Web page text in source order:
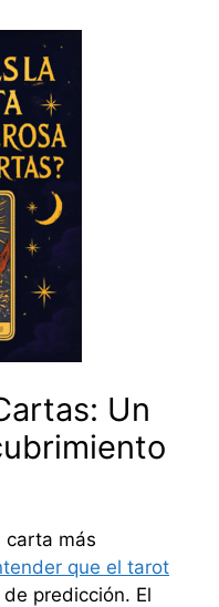
Un
carta más
que el tarot
predicción. El